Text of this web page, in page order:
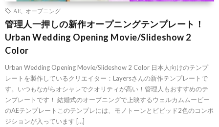
AE オープニング
管理人一押しの新作オープニングテンプレート！
Urban Wedding Opening Movie/Slideshow 2
Color
Urban Wedding Opening Movie/Slideshow 2 Color 日本人向けのテンプ
レートを製作しているクリエイター：Layersさんの新作テンプレートで
す。いつもながらオシャレでクオリティが高い！管理人もおすすめのテ
ンプレートです！ 結婚式のオープニングで上映するウェルカムムービー
のAEテンプレートこのテンプレには、モノトーンとビビッド2色のコンポ
ジションが入っています […]